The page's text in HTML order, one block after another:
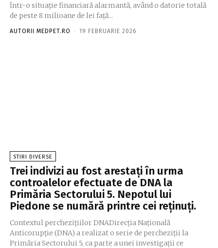
într-o situație financiară alarmantă, având o datorie totală
de peste 8 milioane de lei față...
AUTORII MEDPET.RO - 19 FEBRUARIE 2026
STIRI DIVERSE
Trei indivizi au fost arestați în urma
controalelor efectuate de DNA la
Primăria Sectorului 5. Nepotul lui
Piedone se numără printre cei reținuți.
Contextul perchezițiilor DNADirecția Națională
Anticorupție (DNA) a realizat o serie de percheziții la
Primăria Sectorului 5, ca parte a unei investigații ce